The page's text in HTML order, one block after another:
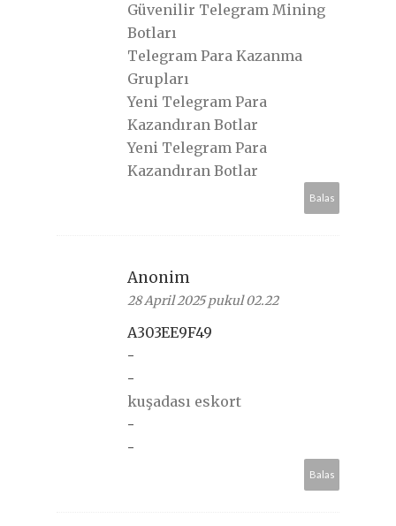
Güvenilir Telegram Mining
Botları
Telegram Para Kazanma
Grupları
Yeni Telegram Para
Kazandıran Botlar
Yeni Telegram Para
Kazandıran Botlar
Balas
Anonim
28 April 2025 pukul 02.22
A303EE9F49
-
-
kuşadası eskort
-
-
Balas